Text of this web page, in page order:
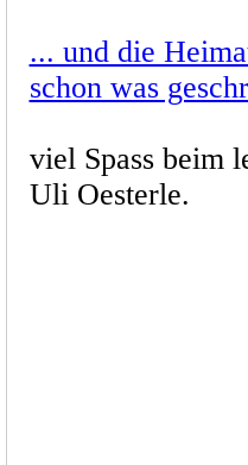
... und die
schon was
viel Spass beim
Uli Oesterle.